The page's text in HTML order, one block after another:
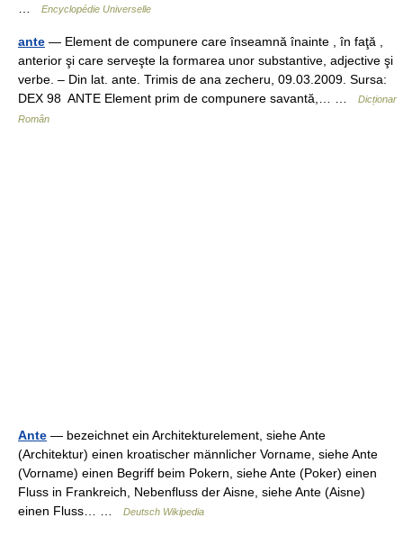
…
Encyclopédie Universelle
ante — Element de compunere care înseamnă înainte , în faţă ,
anterior şi care serveşte la formarea unor substantive, adjective şi
verbe. – Din lat. ante. Trimis de ana zecheru, 09.03.2009. Sursa:
DEX 98 ANTE Element prim de compunere savantă,… …
Dicționar
Român
Ante — bezeichnet ein Architekturelement, siehe Ante
(Architektur) einen kroatischer männlicher Vorname, siehe Ante
(Vorname) einen Begriff beim Pokern, siehe Ante (Poker) einen
Fluss in Frankreich, Nebenfluss der Aisne, siehe Ante (Aisne)
einen Fluss… …
Deutsch Wikipedia